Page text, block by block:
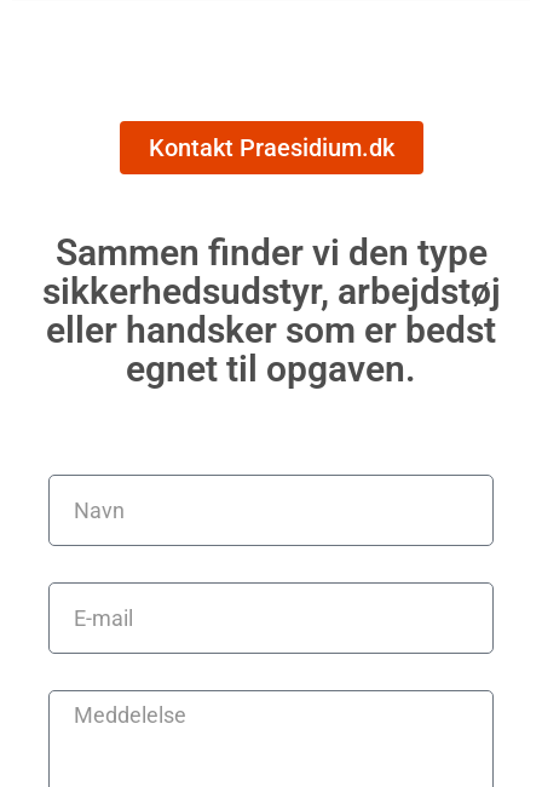
Kontakt Praesidium.dk
Sammen finder vi den type
sikkerhedsudstyr, arbejdstøj
eller handsker som er bedst
egnet til opgaven.